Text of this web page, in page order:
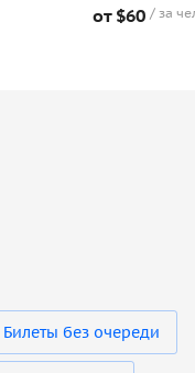
от $60 за
Билеты без очереди